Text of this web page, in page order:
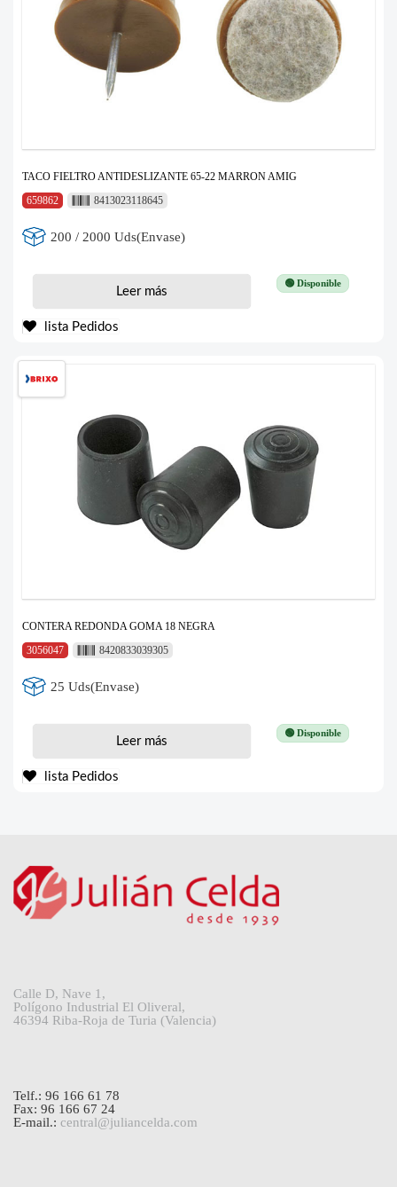
TACO FIELTRO ANTIDESLIZANTE 65-22 MARRON AMIG
659862
8413023118645
200 / 2000 Uds(Envase)
🟢 Disponible
Leer más
lista Pedidos
CONTERA REDONDA GOMA 18 NEGRA
3056047
8420833039305
25 Uds(Envase)
🟢 Disponible
Leer más
lista Pedidos
Calle D, Nave 1,
Polígono Industrial El Oliveral,
46394 Riba-Roja de Turia (Valencia)
Telf.: 96 166 61 78
Fax: 96 166 67 24
E-mail.: central@juliancelda.com